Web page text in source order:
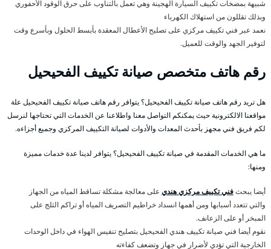
شبيهة بمضخات تكييف السيارة الهجينة وهي تعمل بالتناوب على حرق الوقود الأحفوري
وبذلك تقللون من استهلاك الكهرباء
نعمد عبر فني تكييف مركزي على تصليح الأعطال المعقدة بأبسط الحلول وبأسرع وقت
لتوفير الجهد والوقت للعميل.
رقم هاتف متخصص صيانة تكييف الفحيحيل
هل تريد رقم هاتف صيانة تكييف الفحيحيل؟ يتوافر رقم هاتف صيانة تكييف الفحيحيل علة
مواقعنا الالكترونية حيث يمكنكم التواصل معنا واطلاعنا عن الخدمات التي تحتاجها لنرسل
لكم فريق فني مجهز بأحدث المعدات والأدوات لصيانة التكييف المركزي وجميع أجزاءه.
ما هي الخدمات المقدمة في صيانة تكييف الفحيحيل؟ يتوافر لدينا عدة خدمات مميزة
ومنها:
أيضا يبحثفني تكييف مركزي هندي على معالجة مشكلة تساقط المياه من الجهاز
والتي تتعدد أسبابها ومن أهمها انسداد خراطيم التصريف المياه أو تراكم الثلج على
المبخر أو على الزعانف.
نقوم أيضا فني صيانة تكييف هندي الفحيحيل بتصليح تنفيس الهواء في داخل الوحدات
الخارجية التي تؤدي لأضرار في جهاز وتضعف كفاءته